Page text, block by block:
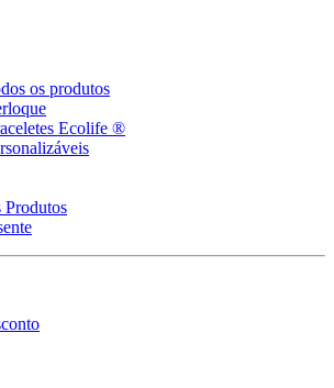
os produtos
Ecolife ®
Produtos